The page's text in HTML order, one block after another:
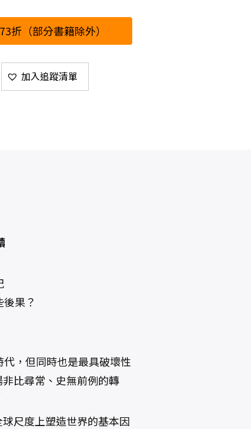
折（部分書籍除外）
加入追蹤清單
果？
，但同時也是最具破壞性
比尋常、史無前例的轉
尺度上塑造世界的基本因